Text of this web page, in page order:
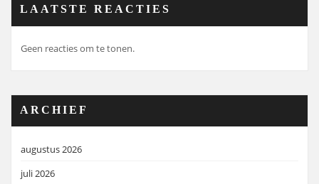
LAATSTE REACTIES
Geen reacties om te tonen.
ARCHIEF
augustus 2026
juli 2026